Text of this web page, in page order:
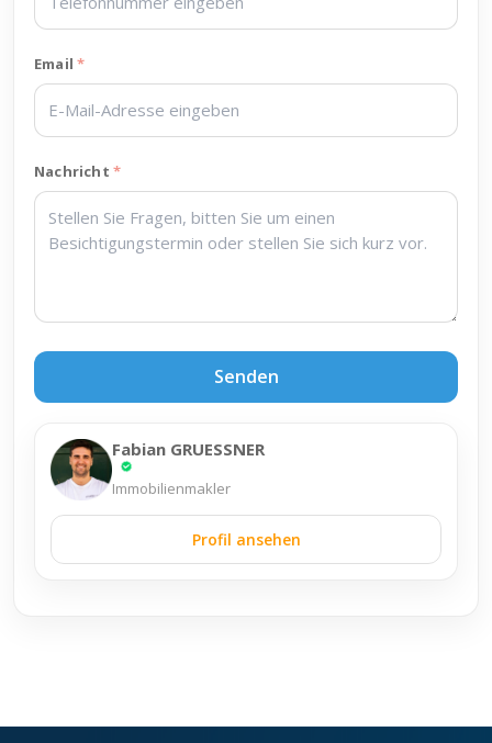
Email
Nachricht
Senden
Fabian GRUESSNER
Immobilienmakler
Profil ansehen